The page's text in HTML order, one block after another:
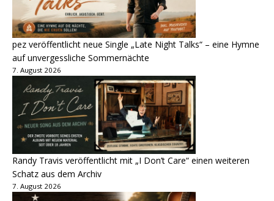
pez veröffentlicht neue Single „Late Night Talks“ – eine Hymne
auf unvergessliche Sommernächte
7. August 2026
Randy Travis veröffentlicht mit „I Don’t Care“ einen weiteren
Schatz aus dem Archiv
7. August 2026